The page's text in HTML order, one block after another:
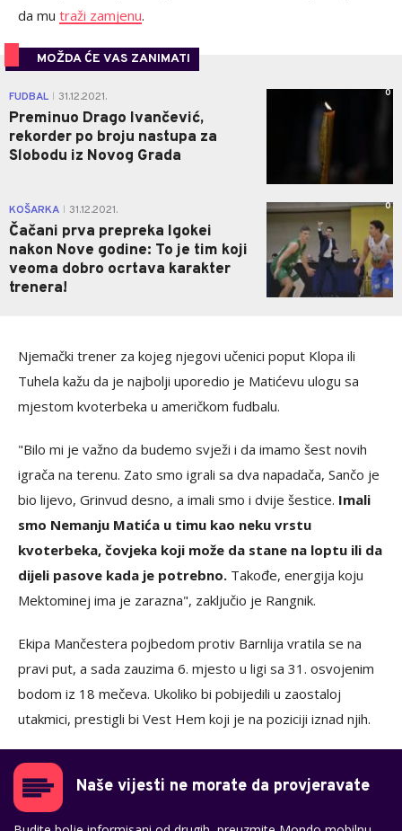
da mu traži zamjenu.
MOŽDA ĆE VAS ZANIMATI
FUDBAL 31.12.2021.
Preminuo Drago Ivančević,
rekorder po broju nastupa za
Slobodu iz Novog Grada
0
KOŠARKA 31.12.2021.
Čačani prva prepreka Igokei
nakon Nove godine: To je tim koji
veoma dobro ocrtava karakter
trenera!
0
Njemački trener za kojeg njegovi učenici poput Klopa ili
Tuhela kažu da je najbolji uporedio je Matićevu ulogu sa
mjestom kvoterbeka u američkom fudbalu.
"Bilo mi je važno da budemo svježi i da imamo šest novih
igrača na terenu. Zato smo igrali sa dva napadača, Sančo je
bio lijevo, Grinvud desno, a imali smo i dvije šestice. Imali
smo Nemanju Matića u timu kao neku vrstu
kvoterbeka, čovjeka koji može da stane na loptu ili da
dijeli pasove kada je potrebno. Takođe, energija koju
Mektominej ima je zarazna", zaključio je Rangnik.
Ekipa Mančestera pojbedom protiv Barnlija vratila se na
pravi put, a sada zauzima 6. mjesto u ligi sa 31. osvojenim
bodom iz 18 mečeva. Ukoliko bi pobijedili u zaostaloj
utakmici, prestigli bi Vest Hem koji je na poziciji iznad njih.
Naše vijesti ne morate da provjeravate